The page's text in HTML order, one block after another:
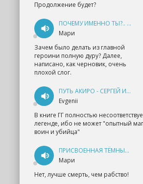
Продолжение будет?
ПОЧЕМУ ИМЕННО ТЫ?.. КНИГА 1 - ЕКАТЕРИНА ЮДИНА
Мари
Зачем было делать из главной
героини полную дуру? Далее,
написано, как черновик, очень
плохой слог.
ПУТЬ АКИРО - СЕРГЕЙ ИЗМАЙЛОВ
Evgenii
В книге ГГ полностью
легенде, ибо не может "опытный
воин и убийца"
ПРИСВОЕННАЯ ТЁМНЫМ. ПРОКЛЯТАЯ ЛЮБОВЬ - АННА ГЕРР
Мари
Нет, лучше смерть, чем рабство!